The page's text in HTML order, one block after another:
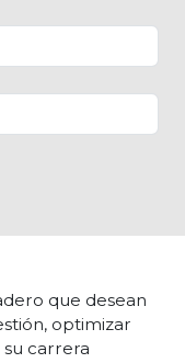
que desean
optimizar
su carrera